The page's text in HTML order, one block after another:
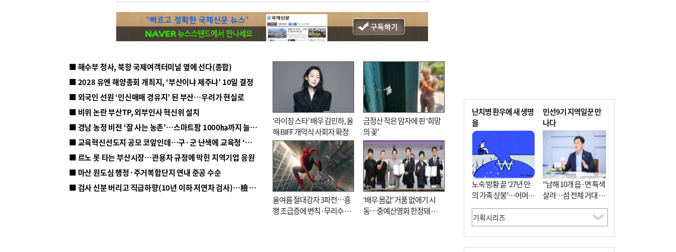
■ 해수부 청사, 북항 국제여객터미널 옆에 선다(종합)
■ 2028 유엔 해양총회 개최지, ‘부산이냐 제주냐’ 10일 결정
■ 외국인 선원 ‘인신매매 경유지’ 된 부산…우려가 현실로
■ 비위 논란 부산TP, 외부인사 혁신위 설치
■ 경남 농정 비전 ‘잘 사는 농촌’…스마트팜 1000㏊까지 늘린다
■ 교육혁신선도지 공모 코앞인데…구·군 난색에 교육청 ‘쩔쩔’
■ 르노 못 타는 부산시장…관용차 규정에 막힌 지역기업 응원
■ 마산 원도심 행정·주거복합단지 연내 준공 수순
■ 검사 신분 버리고 직급하향(10년 이하 저연차 검사)…檢 중수청행 기피
‘라이징 스타’ 배우 김민하, 올
해 BIFF 개막식 사회자 확정
금정산 작은 암자에 핀 ‘희망
의 꽃’
올여름 절대강자 3파전…흥
행 조급증에 변칙·무리수 마
‘배우 몸값’ 거품 없애기 시
동…중예산영화 한정돼 실
난치병 환우에 새 생명
을
노숙 방황 끝 ‘27년 만
의 가족 상봉’…어머니
와 행복 꿈꿔
민선9기 지역일꾼 만
나다
“남해 10개 읍·면 특색
살려…섬 전체 거대 정
원으로 조성”